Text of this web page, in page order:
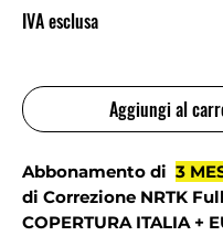
IVA esclusa
Aggiungi al
Abbonamento di 3
di Correzione NRTK
COPERTURA ITALIA +